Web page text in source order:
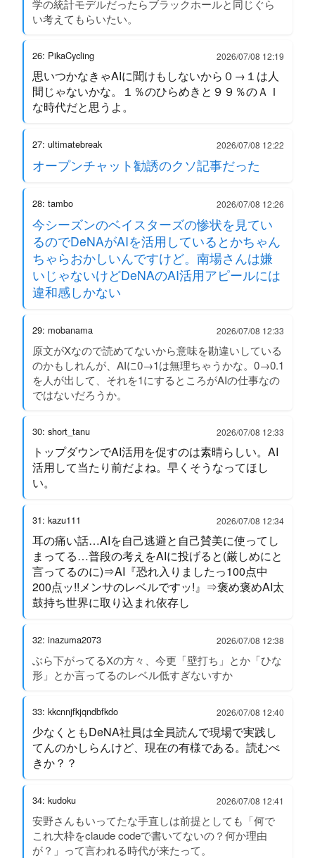
学の統計モデルだったらブラックホールと同じぐら
い考えてもらいたい。
26: PikaCycling 2026/07/08 12:19
思いつかなきゃAIに聞けもしないから０→１は人
間じゃないかな。１％のひらめきと９９％のＡＩ
な時代だと思うよ。
27: ultimatebreak 2026/07/08 12:22
オープンチャット勧誘のクソ記事だった
28: tambo 2026/07/08 12:26
今シーズンのベイスターズの惨状を見てい
るのでDeNAがAIを活用しているとかちゃん
ちゃらおかしいんですけど。南場さんは嫌
いじゃないけどDeNAのAI活用アピールには
違和感しかない
29: mobanama 2026/07/08 12:33
原文がXなので読めてないから意味を勘違いしている
のかもしれんが、AIに0→1は無理ちゃうかな。0→0.1
を人が出して、それを1にするところがAIの仕事なの
ではないだろうか。
30: short_tanu 2026/07/08 12:33
トップダウンでAI活用を促すのは素晴らしい。AI
活用して当たり前だよね。早くそうなってほし
い。
31: kazu111 2026/07/08 12:34
耳の痛い話…AIを自己逃避と自己賛美に使ってし
まってる…普段の考えをAIに投げると(厳しめにと
言ってるのに)⇒AI『恐れ入りましたっ100点中
200点ッ!!メンサのレベルですッ!』⇒褒め褒めAI太
鼓持ち世界に取り込まれ依存し
32: inazuma2073 2026/07/08 12:38
ぶら下がってるXの方々、今更「壁打ち」とか「ひな
形」とか言ってるのレベル低すぎないすか
33: kkcnnjfkjqndbfkdo 2026/07/08 12:40
少なくともDeNA社員は全員読んで現場で実践し
てんのかしらんけど、現在の有様である。読むべ
きか？？
34: kudoku 2026/07/08 12:41
安野さんもいってたな手直しは前提としても「何で
これ大枠をclaude codeで書いてないの？何か理由
が？」って言われる時代が来たって。